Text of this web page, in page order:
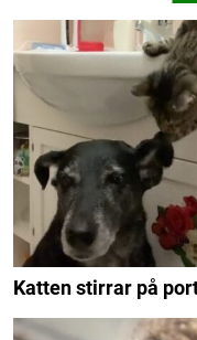
Katten stirrar på